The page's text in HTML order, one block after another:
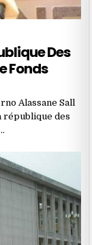
Des
Fonds
Alassane Sall
république des